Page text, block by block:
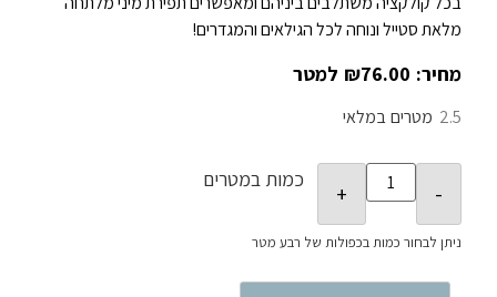
מלאת סטייל ונוחה לכל הגילאים והמגדרים!
₪76.00
2.5 במלאי
כמות במטרים